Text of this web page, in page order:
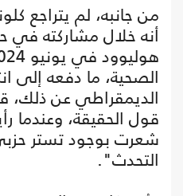
من جانبه، لم يتراجع
أنه خلال مشاركته في
الصحية، ما دفعه إلى
الديمقراطي عن ذلك،
قول الحقيقة، وعندما
شعرت بوجود تستر
التحدث".